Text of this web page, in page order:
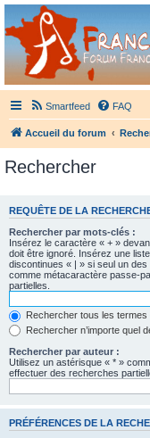
France
Didgeridoo et Guimbarde sur
Smartfeed FAQ
Accueil du forum
Rechercher
REQUÊTE DE LA
Rechercher par mots-clés :
Insérez le caractère « + »
doit être ignoré. Insérez une
discontinues « | » si seul un
comme métacaractère passe-
partielles.
Rechercher tous les
Rechercher n’importe quel
Rechercher par auteur :
Utilisez un astérisque « * »
effectuer des recherches
PRÉFÉRENCES DE LA